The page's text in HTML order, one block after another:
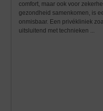
comfort, maar ook voor
gezondheid samenkomen, is
onmisbaar. Een privékliniek
uitsluitend met technieken ...